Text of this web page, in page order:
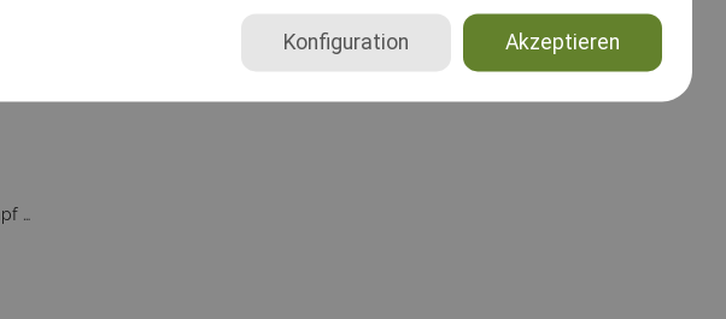
Akzeptieren
Konfiguration
hildesheim.de
Vierkampf 1, Vierkampf 2, Vierkampf 3, Dreikampf 1, Dreikampf 2, Dreikampf 3, Shorty (Mannschaften), Geländelauf 5000m